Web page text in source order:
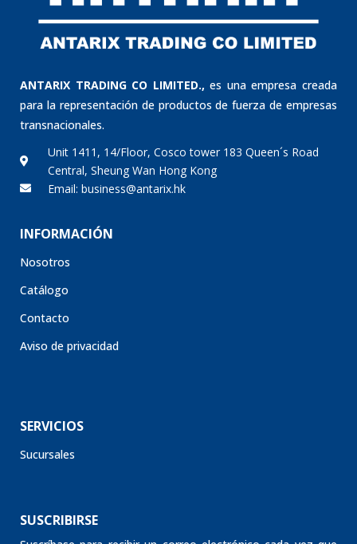
para la representación de productos de fuerza de empresas
transnacionales.
Unit 1411, 14/Floor, Cosco tower 183 Queen´s Road
Central, Sheung Wan Hong Kong
Email: business@antarix.hk
INFORMACIÓN
SERVICIOS
SUSCRIBIRSE